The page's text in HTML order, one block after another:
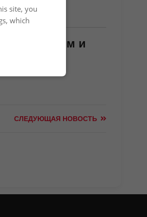
няням и
СЛЕДУЮЩАЯ НОВОСТЬ
site, you
which